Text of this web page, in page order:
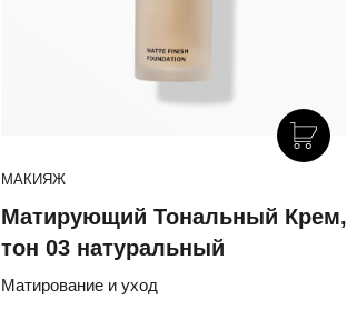
МАКИЯЖ
Матирующий Тональный Крем,
тон 03 натуральный
Матирование и уход